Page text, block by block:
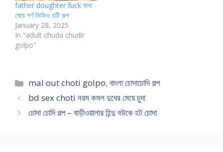
father doughter fuck বাবা
মেয়ে পর্ণ ভিডিও চটি গল্প
January 28, 2025
In "adult chuda chudir
golpo"
Categories
mal out choti golpo,বাংলা চোদাচোদি গল্প
bd sex choti নরম কমল দুধের মেয়ে চুদা
চোদা চোদি গল্প – বাড়ীওয়ালার হিন্দু বউকে হট চোদা